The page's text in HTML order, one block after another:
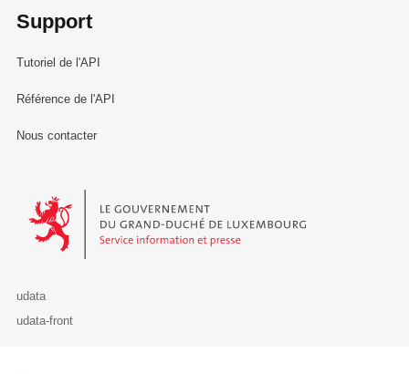
Support
Tutoriel de l'API
Référence de l'API
Nous contacter
Le Gouvernement du Grand-Duché de Luxembourg - Service
udata
udata-front